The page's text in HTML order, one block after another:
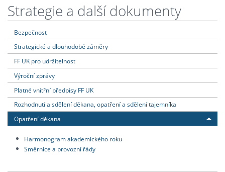
Strategie a další dokumenty
Bezpečnost
Strategické a dlouhodobé záměry
FF UK pro udržitelnost
Výroční zprávy
Platné vnitřní předpisy FF UK
Rozhodnutí a sdělení děkana, opatření a sdělení tajemníka
Opatření děkana
Harmonogram akademického roku
Směrnice a provozní řády